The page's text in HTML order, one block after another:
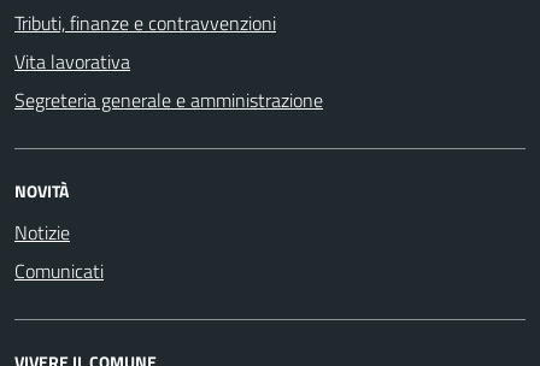
Tributi, finanze e contravvenzioni
Vita lavorativa
Segreteria generale e amministrazione
NOVITÀ
Notizie
Comunicati